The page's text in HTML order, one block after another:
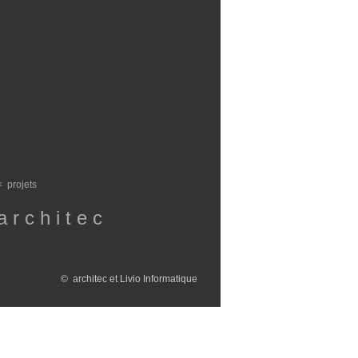
projets
r c h i t e c
© architec et Livio Informatique